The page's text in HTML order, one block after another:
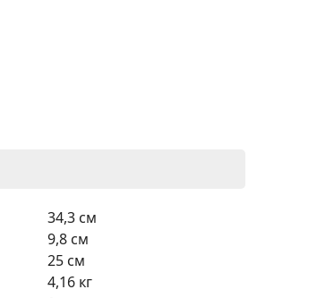
34,3 см
9,8 см
25 см
4,16 кг